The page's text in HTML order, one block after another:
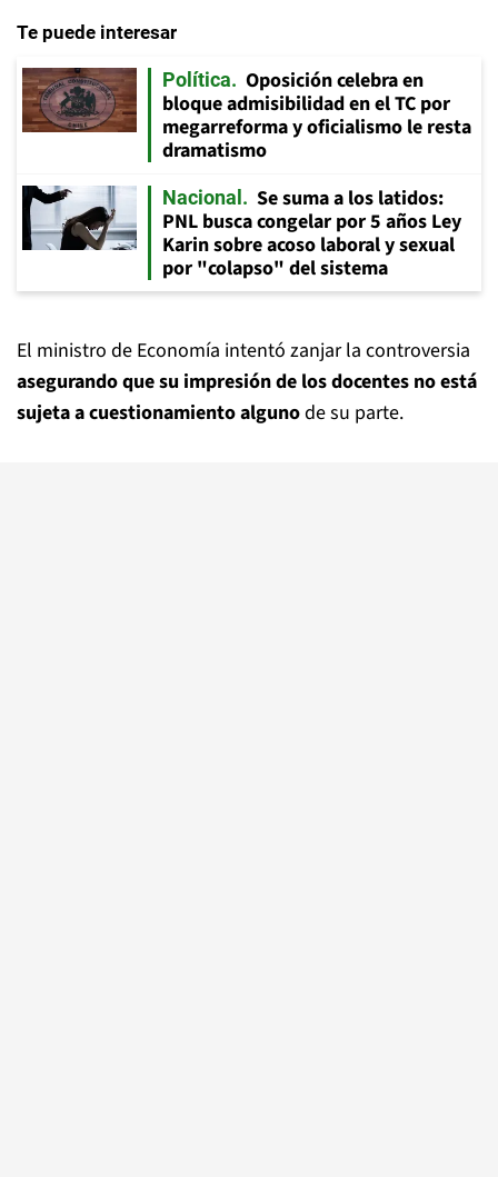
Te puede interesar
Política
Oposición celebra en
bloque admisibilidad en el TC por
megarreforma y oficialismo le resta
dramatismo
Nacional
Se suma a los latidos:
PNL busca congelar por 5 años Ley
Karin sobre acoso laboral y sexual
por "colapso" del sistema
El ministro de Economía intentó zanjar la controversia
asegurando que su impresión de los docentes no está
sujeta a cuestionamiento algunode su parte.